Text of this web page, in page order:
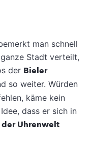
man schnell
Stadt verteilt,
der Bieler
so weiter. Würden
käme kein
dass er sich in
Uhrenwelt